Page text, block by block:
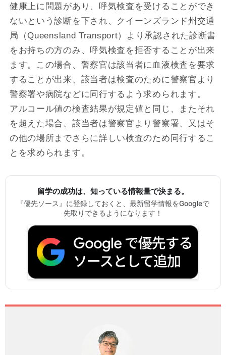
健康上に問題があり、呼気検査を受けることができ
ないという診断を下され、クイーンズランド州交通
局（Queensland Transport）より承認された診断書
をお持ちの方のみ、呼気検査を拒否することが出来
ます。この場合、警察官は該当者に血液検査を要求
することが出来、該当者は検査のために警察官より
警察署や病院などに同行するよう求められます。
アルコール値の検査結果が規定値と同じ、またそれ
を超えた場合、該当者は警察官より警察署、又はそ
の他の場所までさらに詳しい検査のため同行するこ
とを求められます。
留学の成功は、知っている情報量で決まる。
『優先ソース』に登録しておくと、最新留学情報をGoogleで
先取りできるようになります！